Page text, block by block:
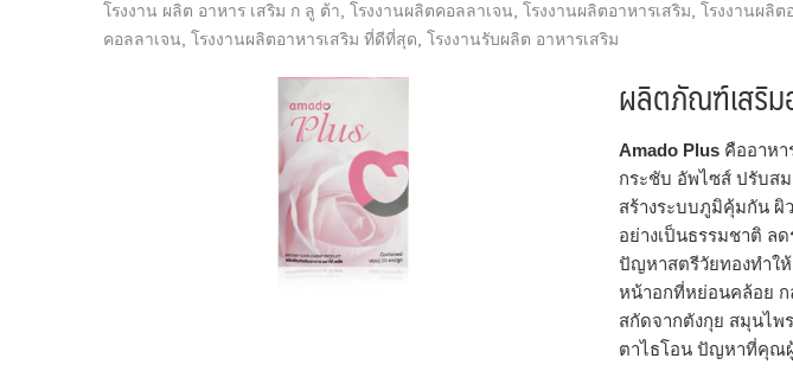
โรงงาน ผลิต อาหาร เสริม ก ลู ต้า โรงงานผลิตคอลลาเจน โรงงานผลิตอาหารเสริม โรงงานผลิต
คอลลาเจน โรงงานผลิตอาหารเสริม ที่ดีที่สุด โรงงานรับผลิต อาหารเสริม
ผลิตภัณฑ์เสริม
Amado Plus คืออาหา
กระชับ อัพไซส์ ปรับส
สร้างระบบภูมิคุ้มกัน ผิ
อย่างเป็นธรรมชาติ ล
ปัญหาสตรีวัยทองทำใ
หน้าอกที่หย่อนคล้อย ก
สกัดจากตังกุย สมุนไพ
ตาไธโอน ปัญหาที่คุณ